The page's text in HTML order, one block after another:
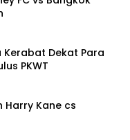
Dekat Para
PKWT
Harry Kane cs